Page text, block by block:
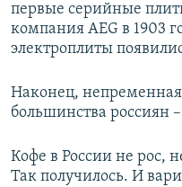
первые серийные
компания AEG в 1903
электроплиты
Наконец, непременная
большинства россиян
Кофе в России не рос,
Так получилось. И